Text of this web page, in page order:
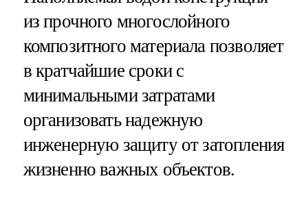
из прочного многослойного
композитного материала позволяет
в кратчайшие сроки с
минимальными затратами
организовать надежную
инженерную защиту от затопления
жизненно важных объектов.